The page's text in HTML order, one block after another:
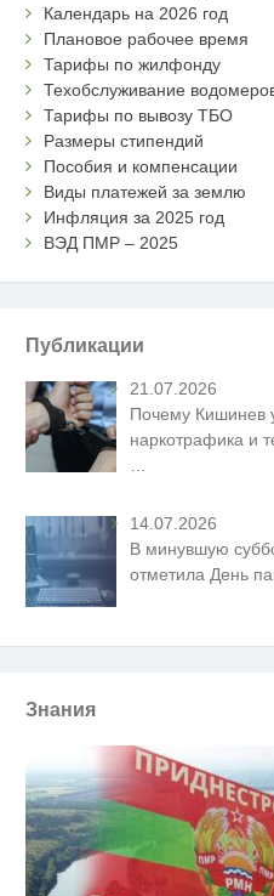
Календарь на 2026 год
Плановое рабочее время
Тарифы по жилфонду
Техобслуживание
Тарифы по вывозу ТБО
Размеры стипендий
Пособия и компенсации
Виды платежей за землю
Инфляция за 2025 год
ВЭД ПМР – 2025
Публикации
21.07.2026
Почему Кишинев
наркотрафика и
14.07.2026
В минувшую
отметила День
Знания